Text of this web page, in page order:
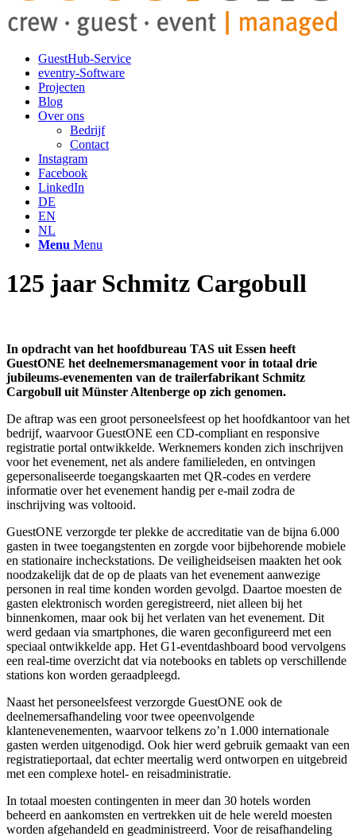
GuestHub-Service
eventry-Software
Projecten
Blog
Over ons
Bedrijf
Contact
Instagram
Facebook
LinkedIn
DE
EN
NL
Menu Menu
125 jaar Schmitz Cargobull
In opdracht van het hoofdbureau TAS uit Essen heeft
GuestONE het deelnemersmanagement voor in totaal drie
jubileums-evenementen van de trailerfabrikant Schmitz
Cargobull uit Münster Altenberge op zich genomen.
De aftrap was een groot personeelsfeest op het hoofdkantoor van het
bedrijf, waarvoor GuestONE een CD-compliant en responsive
registratie portal ontwikkelde. Werknemers konden zich inschrijven
voor het evenement, net als andere familieleden, en ontvingen
gepersonaliseerde toegangskaarten met QR-codes en verdere
informatie over het evenement handig per e-mail zodra de
inschrijving was voltooid.
GuestONE verzorgde ter plekke de accreditatie van de bijna 6.000
gasten in twee toegangstenten en zorgde voor bijbehorende mobiele
en stationaire incheckstations. De veiligheidseisen maakten het ook
noodzakelijk dat de op de plaats van het evenement aanwezige
personen in real time konden worden gevolgd. Daartoe moesten de
gasten elektronisch worden geregistreerd, niet alleen bij het
binnenkomen, maar ook bij het verlaten van het evenement. Dit
werd gedaan via smartphones, die waren geconfigureerd met een
speciaal ontwikkelde app. Het G1-eventdashboard bood vervolgens
een real-time overzicht dat via notebooks en tablets op verschillende
stations kon worden geraadpleegd.
Naast het personeelsfeest verzorgde GuestONE ook de
deelnemersafhandeling voor twee opeenvolgende
klantenevenementen, waarvoor telkens zo’n 1.000 internationale
gasten werden uitgenodigd. Ook hier werd gebruik gemaakt van een
registratieportaal, dat echter meertalig werd ontworpen en uitgebreid
met een complexe hotel- en reisadministratie.
In totaal moesten contingenten in meer dan 30 hotels worden
beheerd en aankomsten en vertrekken uit de hele wereld moesten
worden afgehandeld en geadministreerd. Voor de reisafhandeling